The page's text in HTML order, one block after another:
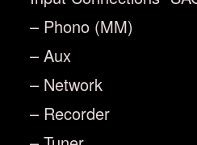
– Phono (MM)
– Aux
– Network
– Recorder